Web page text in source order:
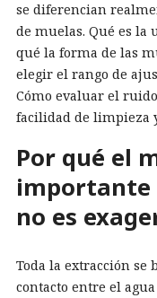
se diferencian
de muelas. Qué es
qué la forma de las
elegir el rango de
Cómo evaluar el
facilidad de limpieza
Por qué el
importante
no es
Toda la extracción
contacto entre el